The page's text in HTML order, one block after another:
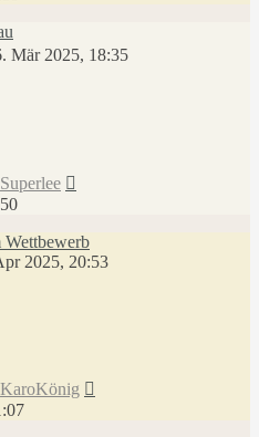
Mär 2025, 18:35
Superlee
Wettbewerb
2025, 20:53
KaroKönig